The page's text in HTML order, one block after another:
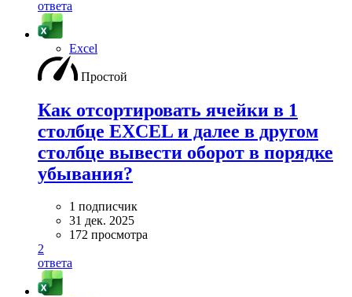
ответа
Excel
Простой
Как отсортировать ячейки в 1
столбце EXCEL и далее в другом
столбце вывести оборот в порядке
убывания?
1 подписчик
31 дек. 2025
172 просмотра
2
ответа